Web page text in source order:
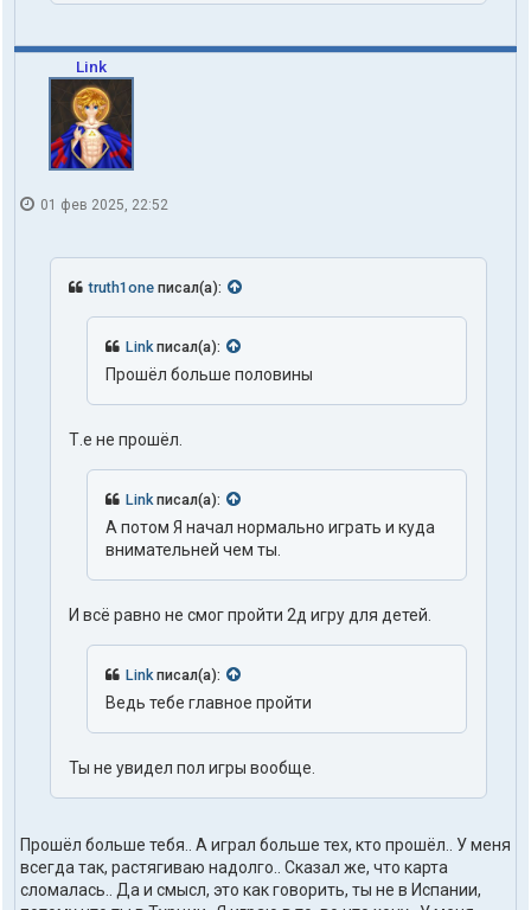
Link
01 фев 2025, 22:52
truth1one писал(а):
Linkписал(а):
Прошёл больше половины
Т.е не прошёл.
Linkписал(а):
А потом Я начал нормально играть и куда
внимательней чем ты.
И всё равно не смог пройти 2д игру для детей.
Linkписал(а):
Ведь тебе главное пройти
Ты не увидел пол игры вообще.
Прошёл больше тебя.. А играл больше тех, кто прошёл.. У меня
всегда так, растягиваю надолго.. Сказал же, что карта
сломалась.. Да и смысл, это как говорить, ты не в Испании,